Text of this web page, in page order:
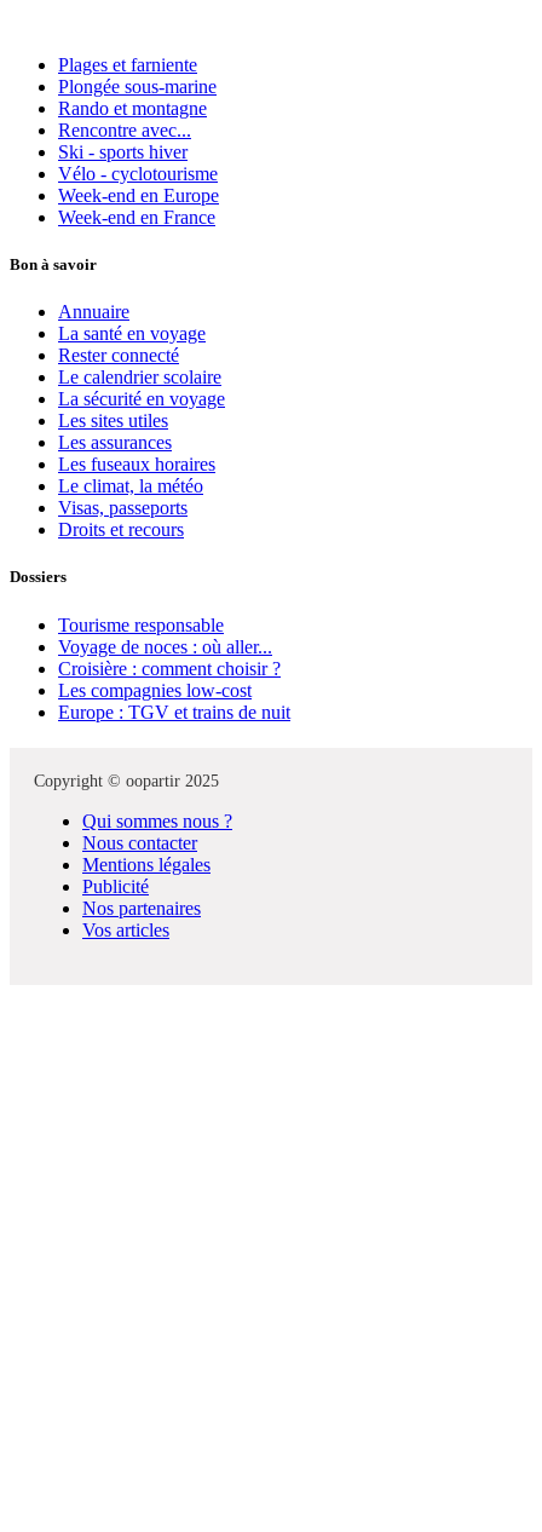
Plages et farniente
Plongée sous-marine
Rando et montagne
Rencontre avec...
Ski - sports hiver
Vélo - cyclotourisme
Week-end en Europe
Week-end en France
Bon à savoir
Annuaire
La santé en voyage
Rester connecté
Le calendrier scolaire
La sécurité en voyage
Les sites utiles
Les assurances
Les fuseaux horaires
Le climat, la météo
Visas, passeports
Droits et recours
Dossiers
Tourisme responsable
Voyage de noces : où aller...
Croisière : comment choisir ?
Les compagnies low-cost
Europe : TGV et trains de nuit
Copyright © oopartir 2025
Qui sommes nous ?
Nous contacter
Mentions légales
Publicité
Nos partenaires
Vos articles